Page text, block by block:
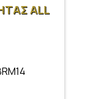
ALL